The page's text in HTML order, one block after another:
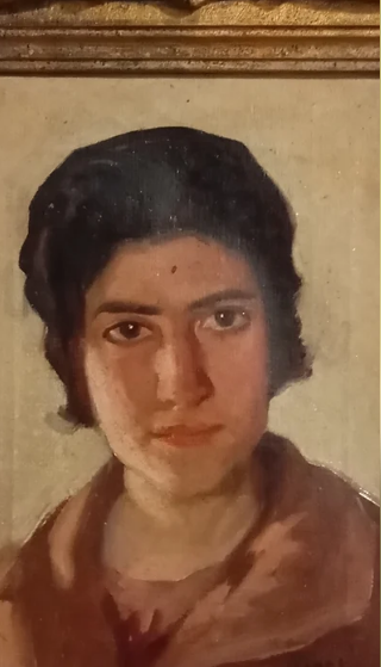
per al dia 13 de març de 1941. En la part central,
destacada tipografia, es podia llegir “PILAR SHANG.
Super·vedet - Estrella core­ogràfica